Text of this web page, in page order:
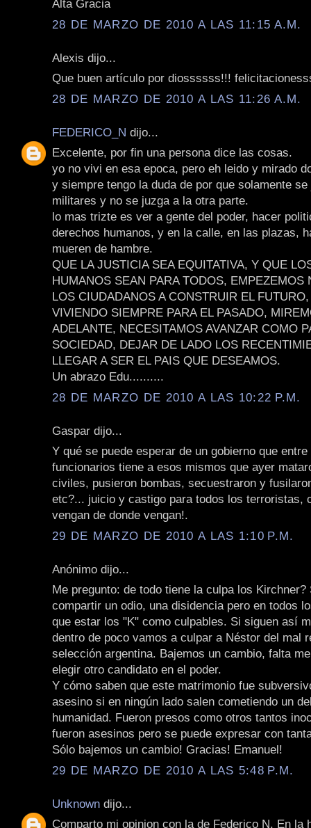
Alta Gracia
28 DE MARZO DE 2010 A LAS 11:15 A.M.
Alexis dijo...
Que buen artículo por diossssss!!!
28 DE MARZO DE 2010 A LAS 11:26 A.M.
FEDERICO_N dijo...
Excelente, por fin una persona dice las cosas.
yo no vivi en esa epoca, pero eh leido y mirado
y siempre tengo la duda de por que solamente
militares y no se juzga a la otra parte.
lo mas trizte es ver a gente del poder, hacer
derechos humanos, y en la calle, en las plazas,
mueren de hambre.
QUE LA JUSTICIA SEA EQUITATIVA, Y QUE
HUMANOS SEAN PARA TODOS, EMPEZEMOS
LOS CIUDADANOS A CONSTRUIR EL
VIVIENDO SIEMPRE PARA EL PASADO,
ADELANTE, NECESITAMOS AVANZAR COMO
SOCIEDAD, DEJAR DE LADO LOS
LLEGAR A SER EL PAIS QUE DESEAMOS.
Un abrazo Edu..........
28 DE MARZO DE 2010 A LAS 10:22 P.M.
Gaspar dijo...
Y qué se puede esperar de un gobierno que
funcionarios tiene a esos mismos que ayer
civiles, pusieron bombas, secuestraron y
etc?... juicio y castigo para todos los terroristas,
vengan de donde vengan!.
29 DE MARZO DE 2010 A LAS 1:10 P.M.
Anónimo dijo...
Me pregunto: de todo tiene la culpa los Kirchner?
compartir un odio, una disidencia pero en todos
que estar los "K" como culpables. Si siguen así
dentro de poco vamos a culpar a Néstor del mal
selección argentina. Bajemos un cambio, falta
elegir otro candidato en el poder.
Y cómo saben que este matrimonio fue
asesino si en ningún lado salen cometiendo un
humanidad. Fueron presos como otros tantos
fueron asesinos pero se puede expresar con
Sólo bajemos un cambio! Gracias! Emanuel!
29 DE MARZO DE 2010 A LAS 5:48 P.M.
Unknown dijo...
Comparto mi opinion con la de Federico N. En la